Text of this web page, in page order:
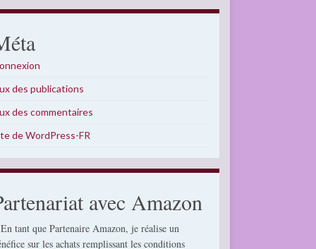
des publications
des commentaires
de WordPress-FR
avec Amazon
tant que Partenaire Amazon, je réalise un
sur les achats remplissant les conditions